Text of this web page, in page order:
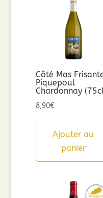
Côté Mas
Piquepoul
Chardonnay
8,90€
Ajouter au
panier